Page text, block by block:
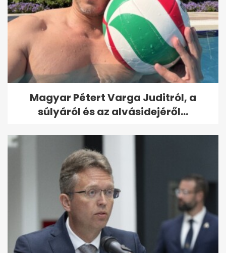
Magyar Pétert Varga Juditról, a
súlyáról és az alvásidejéről...